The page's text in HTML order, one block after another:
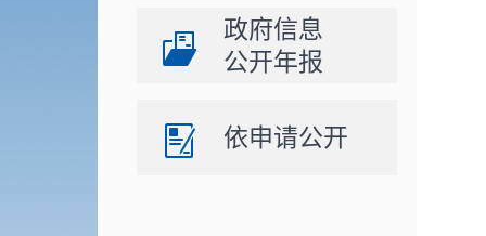
政府信息
公开年报
依申请公开